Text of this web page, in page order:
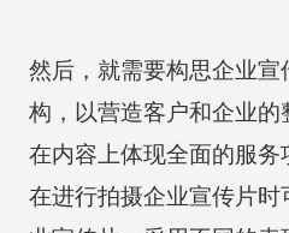
然后，就需要构思企业
构，以营造客户和企业的
在内容上体现全面的服务
在进行拍摄企业宣传片